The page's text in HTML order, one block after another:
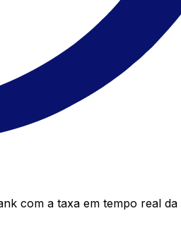
com a taxa em tempo real